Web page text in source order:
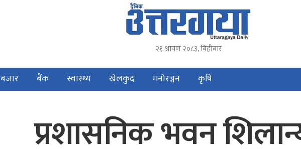
२१ श्रावण २०८३, बिहीबार
बजार बैंक स्वास्थ्य खेलकुद मनोरञ्जन कृषि
प्रशासनिक भवन